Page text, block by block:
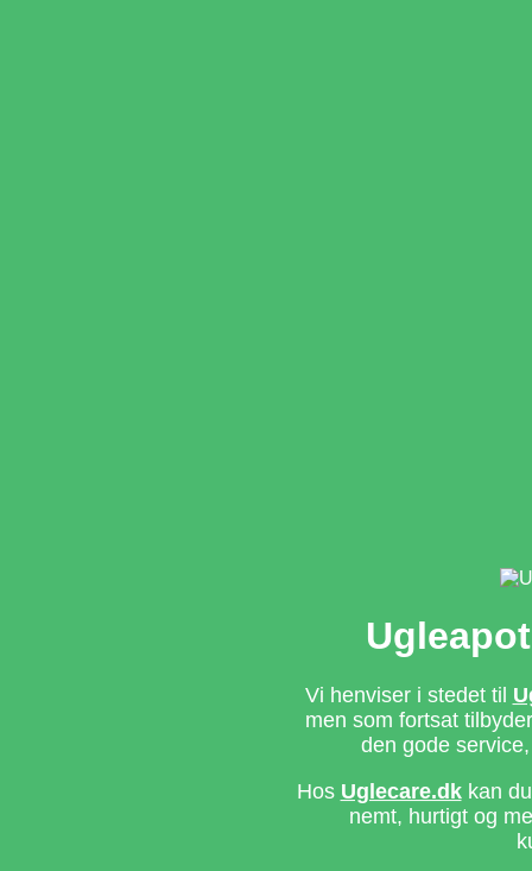
Vi henviser i stedet til
men som fortsat
den gode
Hos Uglecare.dkkan du
nemt, hurtigt og